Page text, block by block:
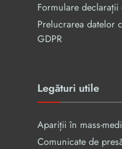
Formulare
Prelucrarea datelor
GDPR
Legături utile
Apariții în mass-
Comunicate de